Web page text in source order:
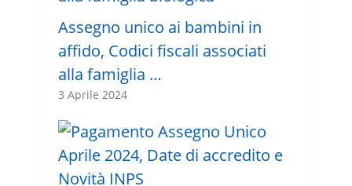
Assegno unico ai bambini in
affido, Codici fiscali associati
alla famiglia …
3 Aprile 2024